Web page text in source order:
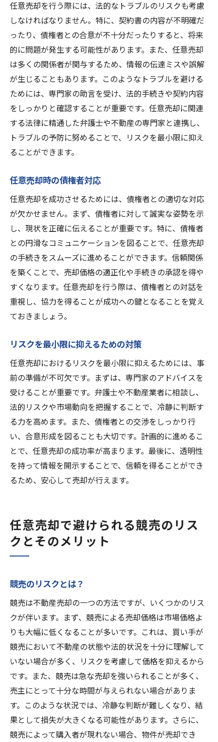
任意売却を行う際には、法的なトラブルのリスクも考慮
しなければなりません。特に、契約書の内容が不明確だ
ったり、債権者との合意が不十分だったりすると、将来
的に問題が発生する可能性があります。また、任意売却
は多くの関係者が関与するため、情報の伝達ミスや誤解
が生じることもあります。このようなトラブルを避ける
ためには、専門家の助言を受け、法的手続きや契約内容
をしっかりと確認することが重要です。任意売却に関連
する法律に精通した弁護士や不動産の専門家と連携し、
トラブルの予防に努めることで、リスクを最小限に抑え
ることができます。
任意売却時の債権者対応
任意売却を成功させるためには、債権者との適切な対応
が欠かせません。まず、債権者に対して誠実な姿勢を示
し、現状を正確に伝えることが重要です。特に、債権者
との円滑なコミュニケーションを図ることで、任意売却
の手続きをスムーズに進めることができます。信頼関係
を築くことで、売却価格の適正化や手続きの承認を得や
すくなります。任意売却を行う際は、債権者との対話を
重視し、協力を得ることが成功への鍵となることを覚え
ておきましょう。
リスクを最小限に抑えるための対策
任意売却におけるリスクを最小限に抑えるためには、事
前の準備が不可欠です。まずは、専門家のアドバイスを
受けることが重要です。弁護士や不動産業者に相談し、
法的リスクや市場動向を把握することで、冷静に判断す
る力を高めます。また、債権者との交渉をしっかり行
い、合意形成を図ることも大切です。計画的に進めるこ
とで、任意売却の成功率が高まります。最後に、透明性
を持って情報を開示することで、信頼を得ることができ
るため、安心して売却が行えます。
任意売却で避けられる競売のリス
クとそのメリット
競売のリスクとは？
競売は不動産売却の一つの方法ですが、いくつかのリス
クが伴います。まず、競売による売却価格は市場価格よ
りも大幅に低くなることが多いです。これは、買い手が
競売において不動産の状態や法的状況を十分に理解して
いない場合が多く、リスクを考慮して価格を抑えるから
です。また、競売は急な売却を強いられることが多く、
売主にとって十分な時間が与えられない場合がありま
す。このような状況では、冷静な判断が難しくなり、結
果として損失が大きくなる可能性があります。さらに、
競売によって購入者が現れない場合、物件が売却でき